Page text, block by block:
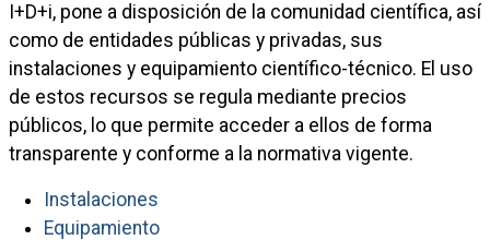
I+D+i, pone a disposición de la comunidad científica, así
como de entidades públicas y privadas, sus
instalaciones y equipamiento científico-técnico. El uso
de estos recursos se regula mediante precios
públicos, lo que permite acceder a ellos de forma
transparente y conforme a la normativa vigente.
Instalaciones
Equipamiento